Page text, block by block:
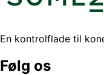
En kontrolflade til
Følg os